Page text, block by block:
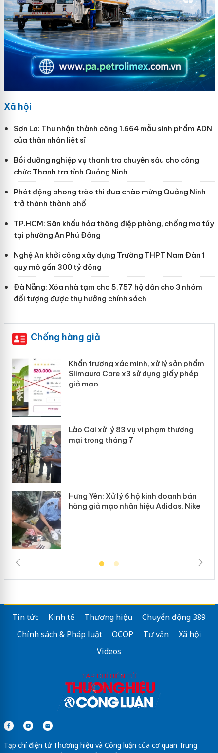
Xã hội
Sơn La: Thu nhận thành công 1.664 mẫu sinh phẩm ADN
của thân nhân liệt sĩ
Bồi dưỡng nghiệp vụ thanh tra chuyên sâu cho công
chức Thanh tra tỉnh Quảng Ninh
Phát động phong trào thi đua chào mừng Quảng Ninh
trở thành thành phố
TP.HCM: Sân khấu hóa thông điệp phòng, chống ma túy
tại phường An Phú Đông
Nghệ An khởi công xây dựng Trường THPT Nam Đàn 1
quy mô gần 300 tỷ đồng
Đà Nẵng: Xóa nhà tạm cho 5.757 hộ dân cho 3 nhóm
đối tượng được thụ hưởng chính sách
Chống hàng giả
Khẩn trương xác minh, xử lý sản phẩm
Slimaura Care x3 sử dụng giấy phép
giả mạo
Lào Cai xử lý 83 vụ vi phạm thương
mại trong tháng 7
Hưng Yên: Xử lý 6 hộ kinh doanh bán
hàng giả mạo nhãn hiệu Adidas, Nike
Tin tức Kinh tế Thương hiệu
Chuyển động 389
Chính sách & Pháp luật
OCOP Tư vấn
Xã hội
Videos
Tạp chí điện tử Thương hiệu và Công luận của cơ quan Trung